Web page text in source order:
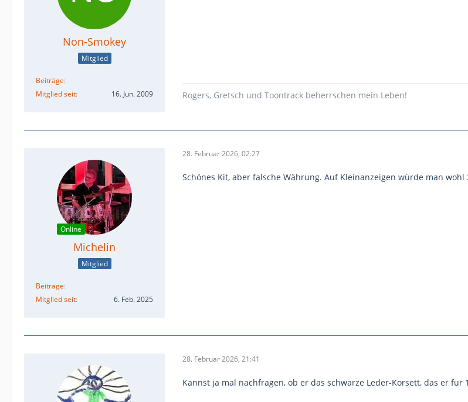
Non-Smokey
Mitglied
Beiträge
Mitglied seit
16. Jun. 2009 Rogers, Gretsch und Toontrack beherrschen mein Leben!
Online
Michelin
Mitglied
Beiträge
Mitglied seit
6. Feb. 2025
28. Februar 2026, 02:27
Schönes Kit, aber falsche Währung. Auf Kleinanzeigen würde man
28. Februar 2026, 21:41
Kannst ja mal nachfragen, ob er das schwarze Leder-Korsett, das er